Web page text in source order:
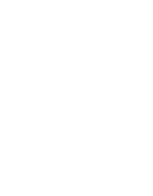
Salah
s